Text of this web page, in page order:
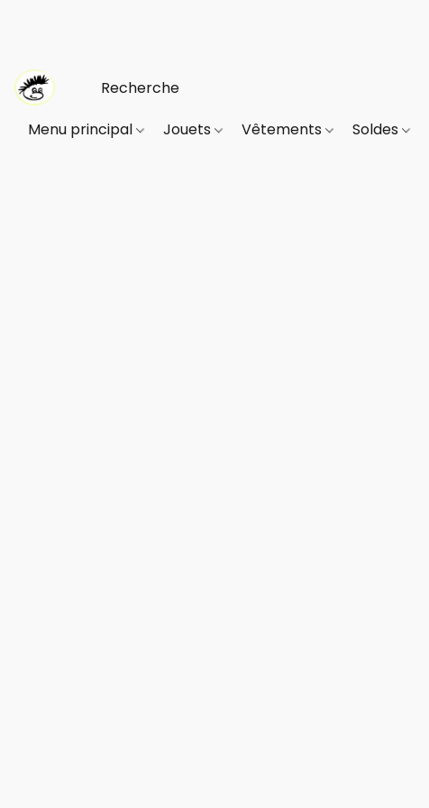
Menu principal Jouets Vêtements Soldes